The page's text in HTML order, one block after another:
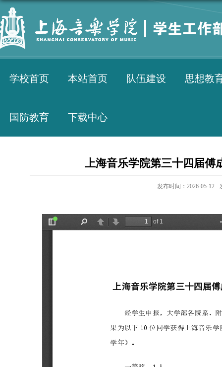
学校首页 本站首页 队伍建设 思想教
国防教育 下载中心
上海音乐学院第三十四届傅
发布时间：2026-05-12